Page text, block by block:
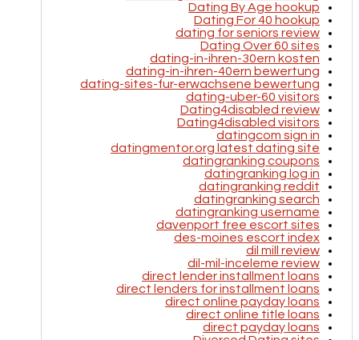
Dating By Age hookup
Dating For 40 hookup
dating for seniors review
Dating Over 60 sites
dating-in-ihren-30ern kosten
dating-in-ihren-40ern bewertung
dating-sites-fur-erwachsene bewertung
dating-uber-60 visitors
Dating4disabled review
Dating4disabled visitors
datingcom sign in
datingmentor.org latest dating site
datingranking coupons
datingranking log in
datingranking reddit
datingranking search
datingranking username
davenport free escort sites
des-moines escort index
dil mill review
dil-mil-inceleme review
direct lender installment loans
direct lenders for installment loans
direct online payday loans
direct online title loans
direct payday loans